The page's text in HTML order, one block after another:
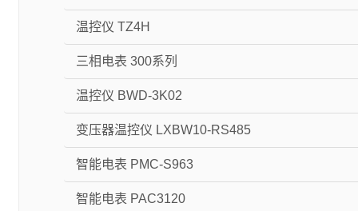
温控仪 TZ4H
三相电表 300系列
温控仪 BWD-3K02
变压器温控仪 LXBW10-RS485
智能电表 PMC-S963
智能电表 PAC3120